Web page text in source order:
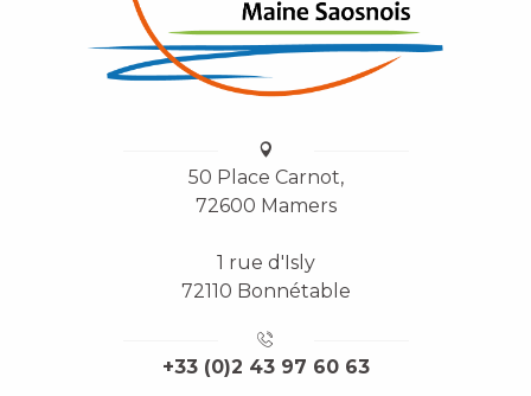
50 Place Carnot,
72600 Mamers
1 rue d'Isly
72110 Bonnétable
+33 (0)2 43 97 60 63